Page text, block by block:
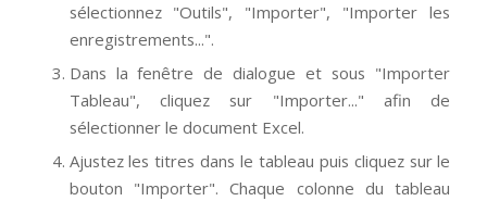
sélectionnez "Outils", "Importer", "Importer les
enregistrements...".
Dans la fenêtre de dialogue et sous "Importer
Tableau", cliquez sur "Importer..." afin de
sélectionner le document Excel.
Ajustez les titres dans le tableau puis cliquez sur le
bouton "Importer". Chaque colonne du tableau